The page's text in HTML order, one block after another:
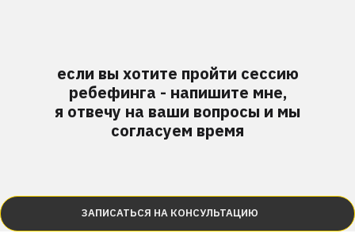
если вы хотите пройти сессию
ребефинга - напишите мне,
я отвечу на ваши вопросы и мы
согласуем время
ЗАПИСАТЬСЯ НА КОНСУЛЬТАЦИЮ